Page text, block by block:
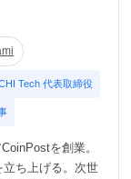
Tech 代表取締役
を創業。
ち上げる。次世